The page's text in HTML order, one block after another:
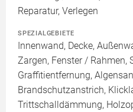
Reparatur, Verlegen
SPEZIALGEBIETE
Innenwand, Decke,
Zargen, Fenster / Rahmen,
Graffitientfernung,
Brandschutzanstrich,
Trittschalldämmung,